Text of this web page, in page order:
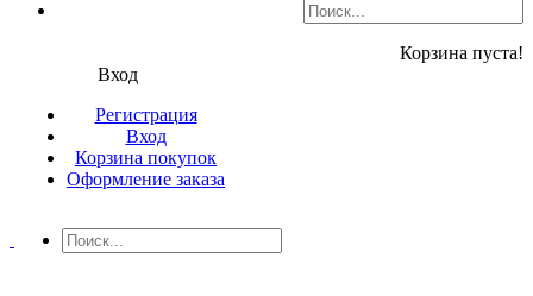
Корзина пуста!
Вход
Регистрация
Вход
Корзина покупок
Оформление заказа